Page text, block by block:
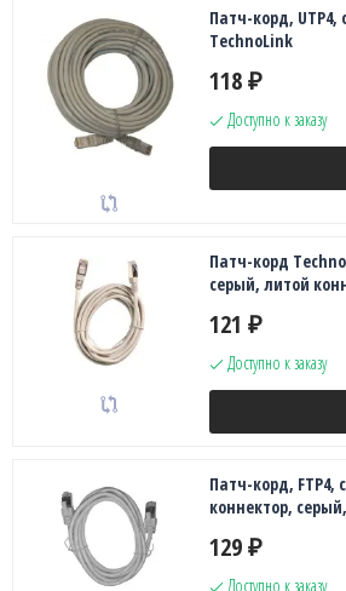
Патч-корд, UTP4,
TechnoLink
118 ₽
Доступно к заказу
Патч-корд
серый, литой
121 ₽
Доступно к заказу
Патч-корд, FTP4,
коннектор,
129 ₽
Доступно к заказу